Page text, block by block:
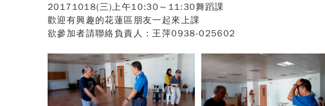
20171018(三)上午10:30～11:30舞蹈課
歡迎有興趣的花蓮區朋友一起來上課
欲參加者請聯絡負責人：王萍0938-025602